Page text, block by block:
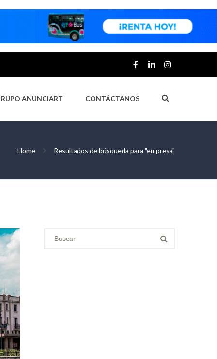
ANUNCIART CONTÁCTANOS
Home Resultados de búsqueda para "empresa"